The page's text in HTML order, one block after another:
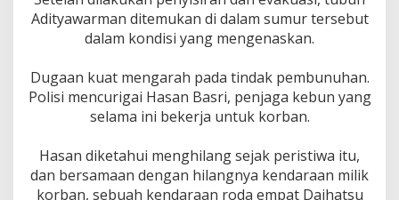
s
D
i
a
l
a
m
u
m
u
Adityawarman ditemukan di dalam sumur tersebut
dalam kondisi yang mengenaskan.
‎Dugaan kuat mengarah pada tindak pembunuhan.
Polisi mencurigai Hasan Basri, penjaga kebun yang
selama ini bekerja untuk korban.
‎Hasan diketahui menghilang sejak peristiwa itu,
dan bersamaan dengan hilangnya kendaraan milik
korban, sebuah kendaraan roda empat Daihatsu